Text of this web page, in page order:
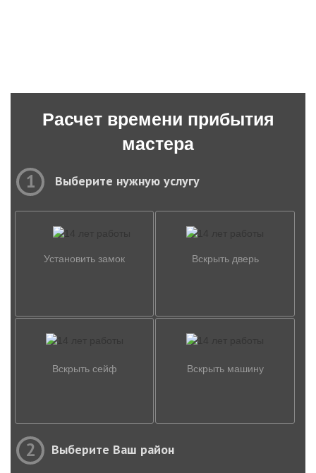
Расчет времени прибытия
мастера
1 Выберите нужную услугу
Установить замок Вскрыть дверь
Вскрыть сейф Вскрыть машину
2 Выберите Ваш район